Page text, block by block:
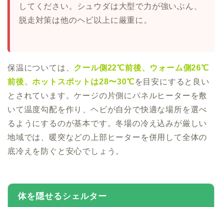
してください。シュウダは大型で力が強いぶん、
脱走対策は他のヘビ以上に厳重に。
保温については、 クール側22℃前後、ウォーム側26℃
前後、ホットスポットは28〜30℃を目安にすると良い
とされています。ケージの片側にパネルヒーターを敷
いて温度勾配を作り、ヘビが自分で快適な場所を選べ
るようにするのが基本です。冬場の冷え込みが厳しい
地域では、暖突などの上部ヒーターを併用して全体の
底冷えを防ぐと安心でしょう。
体を隠せるシェルター